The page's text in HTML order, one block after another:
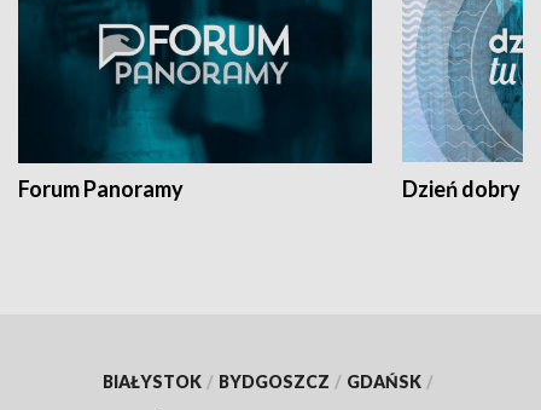
Forum Panoramy Dzień dobry
BIAŁYSTOK / BYDGOSZCZ / GDAŃSK /